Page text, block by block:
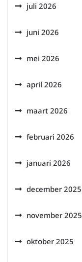
juli 2026
juni 2026
mei 2026
april 2026
maart 2026
februari 2026
januari 2026
december 2025
november 2025
oktober 2025